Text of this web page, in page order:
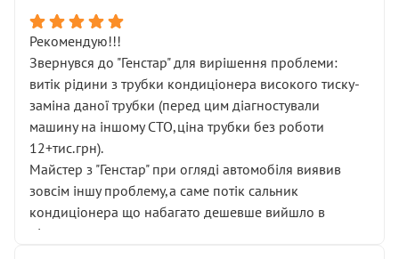
Рекомендую!!!
Звернувся до "Генстар" для вирішення проблеми:
витік рідини з трубки кондиціонера високого тиску-
заміна даної трубки (перед цим діагностували
машину на іншому СТО,ціна трубки без роботи
12+тис.грн).
Майстер з "Генстар" при огляді автомобіля виявив
зовсім іншу проблему,а саме потік сальник
кондиціонера що набагато дешевше вийшло в
підсумку.